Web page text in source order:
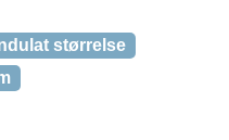
størrelse